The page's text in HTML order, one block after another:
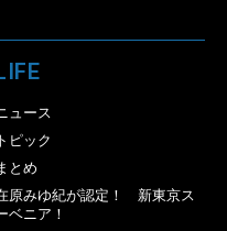
ュース
トピック
とめ
原みゆ紀が認定！ 新東京ス
ベニア！